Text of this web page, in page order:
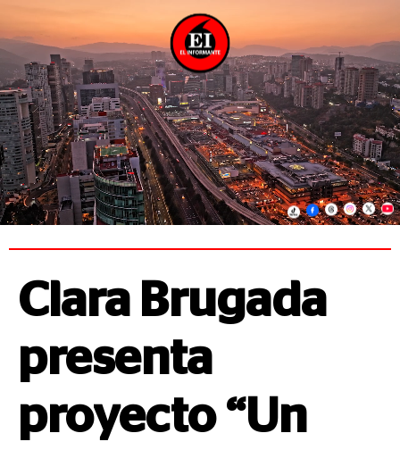
Clara Brugada
presenta
proyecto “Un